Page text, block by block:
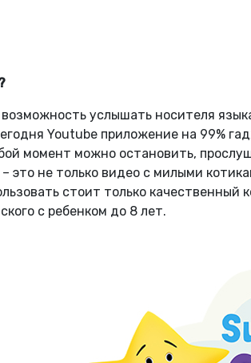
услышать носителя
Youtube приложение на 99%
момент можно остановить,
это не только видео с милыми
стоит только
с ребенком до 8 лет.